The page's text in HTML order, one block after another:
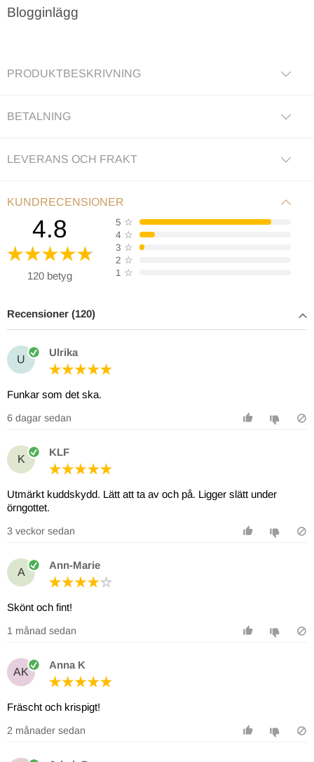
Blogginlägg
PRODUKTBESKRIVNING
BETALNING
LEVERANS OCH FRAKT
KUNDRECENSIONER
4.8
120 betyg
5 ☆
4 ☆
3 ☆
2 ☆
1 ☆
Recensioner (120)
U
Ulrika
Funkar som det ska.
6 dagar sedan
K
KLF
Utmärkt kuddskydd. Lätt att ta av och på. Ligger slätt under
örngottet.
3 veckor sedan
A
Ann-Marie
Skönt och fint!
1 månad sedan
AK
Anna K
Fräscht och krispigt!
2 månader sedan